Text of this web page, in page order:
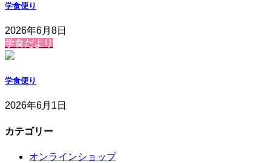
学食便り
2026年6月8日
学食だより
学食便り
2026年6月1日
カテゴリー
オンラインショップ